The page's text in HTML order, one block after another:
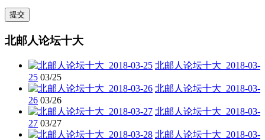
北邮人论坛十大
北邮人论坛十大_2018-03-
25 03/25
北邮人论坛十大_2018-03-
26 03/26
北邮人论坛十大_2018-03-
27 03/27
北邮人论坛十大_2018-03-